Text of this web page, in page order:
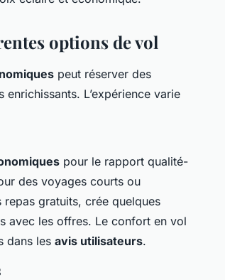
options de vol
peut réserver des
L’expérience varie
pour le rapport qualité-
des voyages courts ou
gratuits, crée quelques
avec les offres. Le confort en vol
dans les avis utilisateurs.